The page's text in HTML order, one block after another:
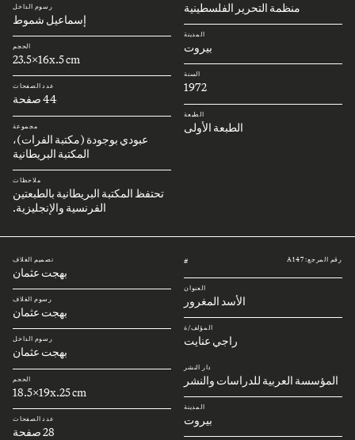
منظمة التحرير الفلسطينية
المدينة
بيروت
السنة
1972
الطبعة
الطبعة الأولى
رسوم الداخل
إسماعيل شموط
الحجم
23.5x16x.5 cm
عدد الصفحات
44 صفحة
مجموعة
عبودي بوجودة (مكتبة الفرات)،
المكتبة البريطانية
ملاحظات
تحتفظ المكتبة البريطانية بالطبعتين
الفرنسية والإنجليزية.
رقم المرجع: A147 #
العنوان
الأسد المغرور
المؤلف/ة
راجي عنايت
دار النشر
المؤسسة العربية للدراسات والنشر
المدينة
بيروت
تصميم الغلاف
بهجت عثمان
رسوم الغلاف
بهجت عثمان
رسوم الداخل
بهجت عثمان
الحجم
18.5x19x.25 cm
عدد الصفحات
28 صفحة